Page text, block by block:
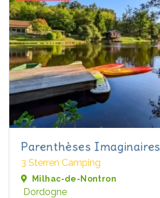
Parenthèses Imaginaires
3 Sterren Camping
Milhac-de-Nontron
Dordogne